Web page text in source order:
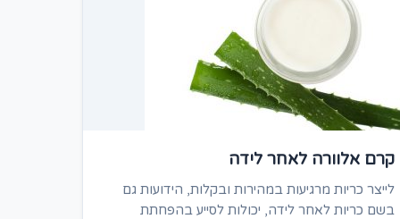
קרם אלוורה לאחר לידה
לייצר כריות מרגיעות במהירות ובקלות, הידועות גם
בשם כריות לאחר לידה, יכולות לסייע בהפחתת